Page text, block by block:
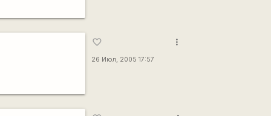
favorite_border
26 Июл, 2005 17:57
more_vert